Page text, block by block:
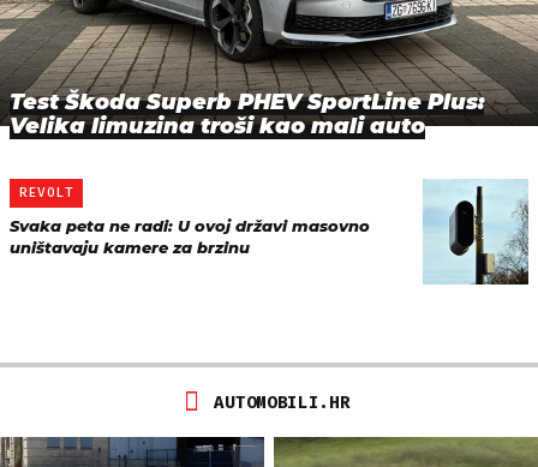
Test Škoda Superb PHEV SportLine Plus:
Velika limuzina troši kao mali auto
REVOLT
Svaka peta ne radi: U ovoj državi masovno
uništavaju kamere za brzinu